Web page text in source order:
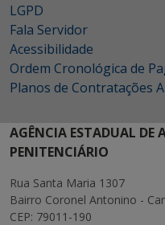
LGPD
Fala Servidor
Acessibilidade
Ordem Cronológica de
Planos de Contratações
AGÊNCIA ESTADUAL DE
PENITENCIÁRIO
Rua Santa Maria 1307
Bairro Coronel Antonino -
CEP: 79011-190